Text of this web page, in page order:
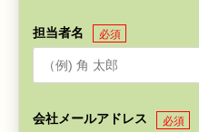
担当者名 必須
会社メールアドレス 必須